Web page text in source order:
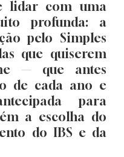
lidar com uma
profunda: a
pelo Simples
que quiserem
— que antes
de cada ano e
para
a escolha do
do IBS e da